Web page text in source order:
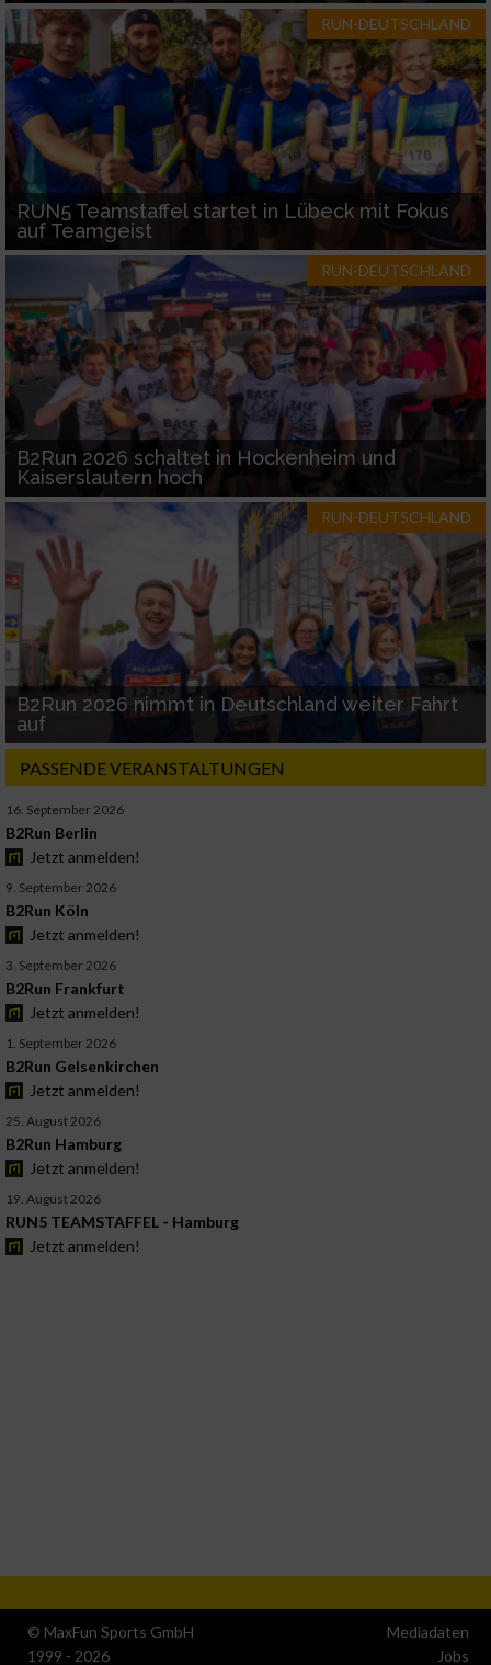
RUN-DEUTSCHLAND
RUN5 Teamstaffel startet in Lübeck mit Fokus
auf Teamgeist
RUN-DEUTSCHLAND
B2Run 2026 schaltet in Hockenheim und
Kaiserslautern hoch
RUN-DEUTSCHLAND
B2Run 2026 nimmt in Deutschland weiter Fahrt
auf
PASSENDE VERANSTALTUNGEN
16. September 2026
B2Run Berlin
Jetzt anmelden!
9. September 2026
B2Run Köln
Jetzt anmelden!
3. September 2026
B2Run Frankfurt
Jetzt anmelden!
1. September 2026
B2Run Gelsenkirchen
Jetzt anmelden!
25. August 2026
B2Run Hamburg
Jetzt anmelden!
19. August 2026
RUN5 TEAMSTAFFEL - Hamburg
Jetzt anmelden!
© MaxFun Sports GmbH
1999 - 2026
Mediadaten
Jobs